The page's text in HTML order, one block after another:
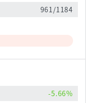
961/1184
-5.66%